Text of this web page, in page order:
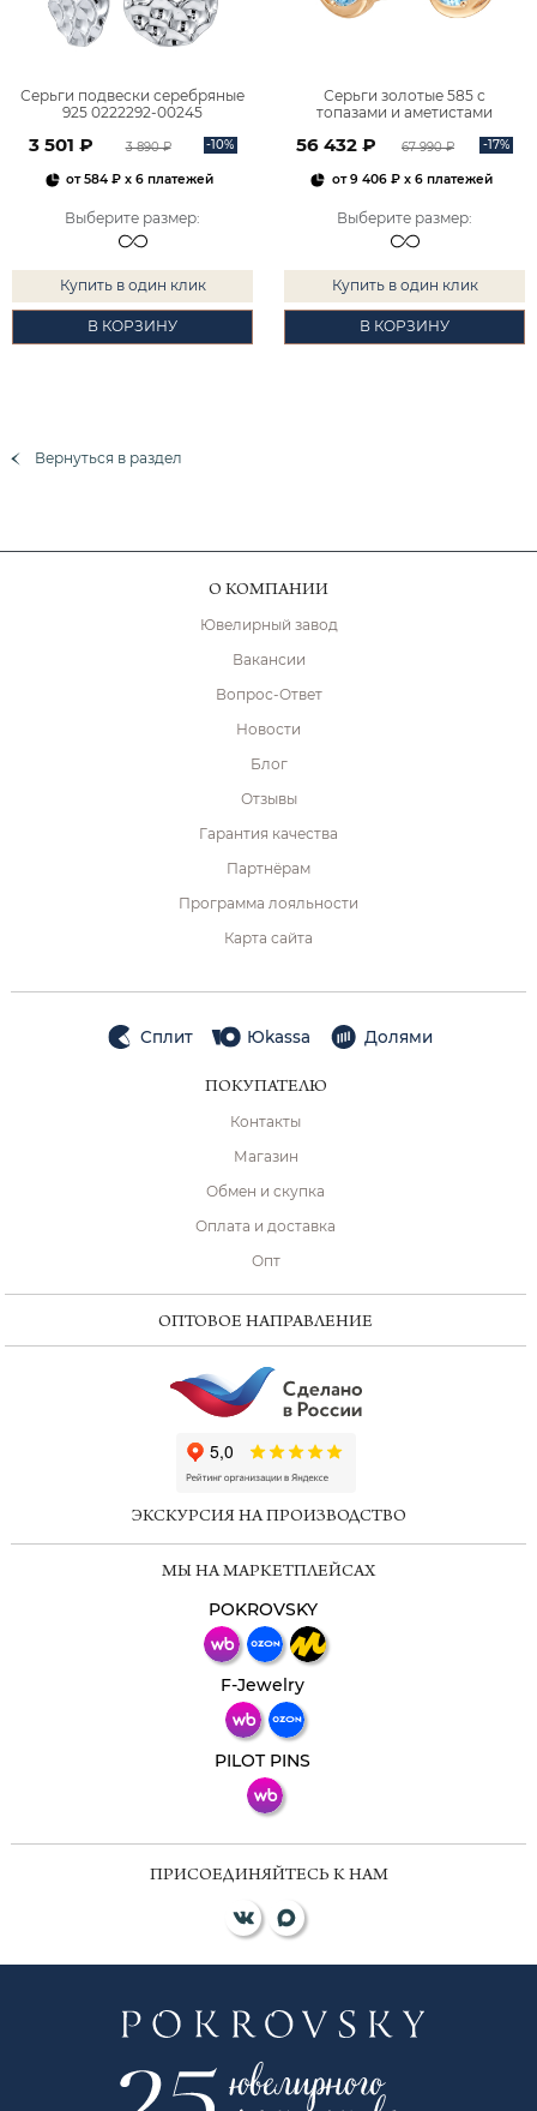
Серьги подвески серебряные
925 0222292-00245
3 501 ₽ 3 890 ₽ -10%
от584 ₽ x 6 платежей
Выберите размер:
Купить в один клик
В КОРЗИНУ
Серьги золотые 585 с
топазами и аметистами
56 432 ₽ 67 990 ₽ -17%
от9 406 ₽x 6 платежей
Выберите размер:
Купить в один клик
В КОРЗИНУ
Вернуться в раздел
О КОМПАНИИ
Ювелирный завод
Вакансии
Вопрос-Ответ
Новости
Блог
Отзывы
Гарантия качества
Партнёрам
Программа лояльности
Карта сайта
Сплит Юkassa Долями
ПОКУПАТЕЛЮ
Контакты
Магазин
Обмен и скупка
Оплата и доставка
Опт
ОПТОВОЕ НАПРАВЛЕНИЕ
ЭКСКУРСИЯ НА ПРОИЗВОДСТВО
МЫ НА МАРКЕТПЛЕЙСАХ
POKROVSKY
F-Jewelry
PILOT PINS
ПРИСОЕДИНЯЙТЕСЬ К НАМ